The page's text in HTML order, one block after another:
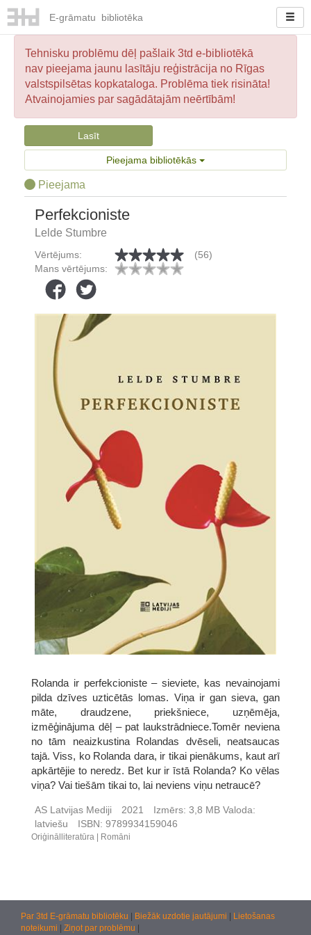
E-grāmatu bibliotēka
Tehnisku problēmu dēļ pašlaik 3td e-bibliotēkā
nav pieejama jaunu lasītāju reģistrācija no Rīgas
valstspilsētas kopkataloga. Problēma tiek risināta!
Atvainojamies par sagādātajām neērtībām!
Lasīt
Pieejama bibliotēkās
Pieejama
Perfekcioniste
Lelde Stumbre
Vērtējums:
(56)
Mans vērtējums:
Rolanda ir perfekcioniste – sieviete, kas nevainojami
pilda dzīves uzticētās lomas. Viņa ir gan sieva, gan
māte, draudzene, priekšniece, uzņēmēja,
izmēģinājuma dēļ – pat laukstrādniece.Tomēr neviena
no tām neaizkustina Rolandas dvēseli, neatsaucas
tajā. Viss, ko Rolanda dara, ir tikai pienākums, kaut arī
apkārtējie to neredz. Bet kur ir īstā Rolanda? Ko vēlas
viņa? Vai tiešām tikai to, lai neviens viņu netraucē?
AS Latvijas Mediji 2021 Izmērs: 3,8 MB Valoda:
latviešu
ISBN: 9789934159046
Oriģinālliteratūra Romāni
Par 3td E-grāmatu bibliotēku Biežāk uzdotie jautājumi
Lietošanas
noteikumi
Ziņot par problēmu